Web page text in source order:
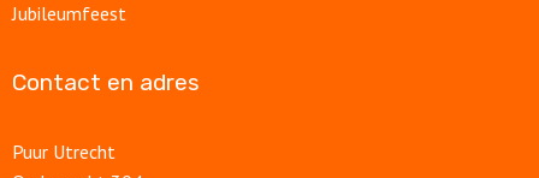
Jubileumfeest
Contact en adres
Puur Utrecht